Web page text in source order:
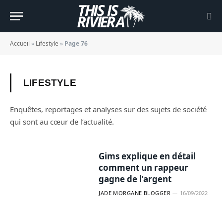
Accueil » Lifestyle » Page 76
LIFESTYLE
Enquêtes, reportages et analyses sur des sujets de société
qui sont au cœur de l’actualité.
Gims explique en détail
comment un rappeur
gagne de l’argent
JADE MORGANE BLOGGER 16/09/2022